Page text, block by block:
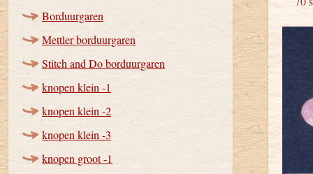
Borduurgaren
Mettler borduurgaren
Stitch and Do borduurgaren
knopen klein -1
knopen klein -2
knopen klein -3
knopen groot -1